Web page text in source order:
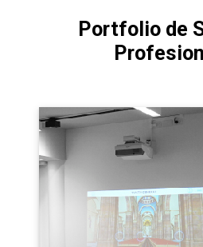
Portfolio de